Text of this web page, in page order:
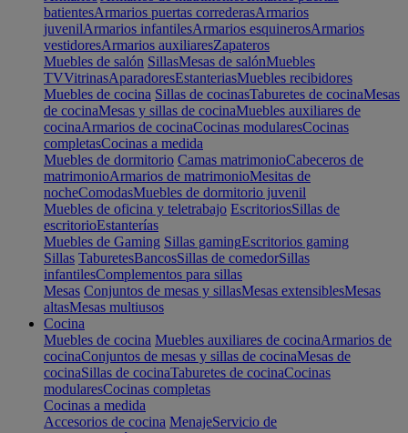
batientesArmarios puertas correderasArmarios
juvenilArmarios infantilesArmarios esquinerosArmarios
vestidoresArmarios auxiliaresZapateros
Muebles de salón SillasMesas de salónMuebles
TVVitrinasAparadoresEstanteriasMuebles recibidores
Muebles de cocina Sillas de cocinasTaburetes de cocinaMesas
de cocinaMesas y sillas de cocinaMuebles auxiliares de
cocinaArmarios de cocinaCocinas modularesCocinas
completasCocinas a medida
Muebles de dormitorio Camas matrimonioCabeceros de
matrimonioArmarios de matrimonioMesitas de
nocheComodasMuebles de dormitorio juvenil
Muebles de oficina y teletrabajo EscritoriosSillas de
escritorioEstanterías
Muebles de Gaming Sillas gamingEscritorios gaming
Sillas TaburetesBancosSillas de comedorSillas
infantilesComplementos para sillas
Mesas Conjuntos de mesas y sillasMesas extensiblesMesas
altasMesas multiusos
Cocina
Muebles de cocina Muebles auxiliares de cocinaArmarios de
cocinaConjuntos de mesas y sillas de cocinaMesas de
cocinaSillas de cocinaTaburetes de cocinaCocinas
modularesCocinas completas
Cocinas a medida
Accesorios de cocina MenajeServicio de